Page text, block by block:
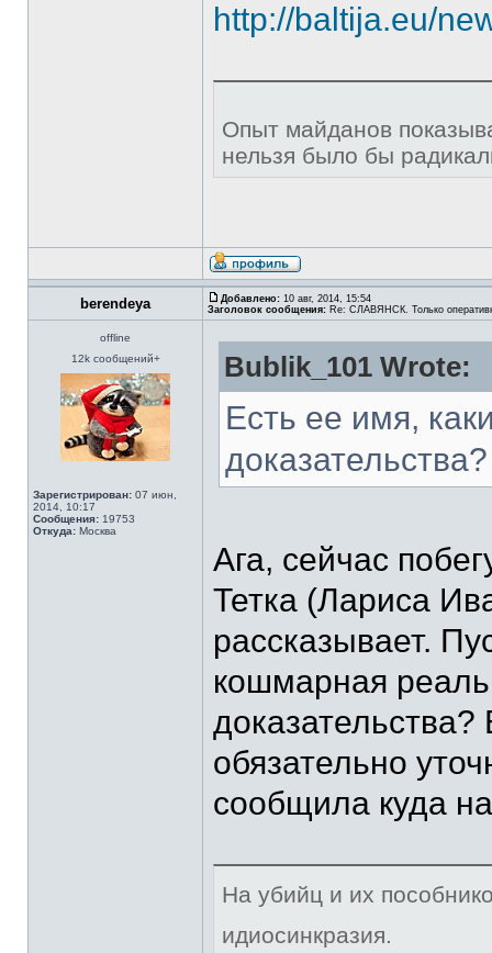
http://baltija.eu/
Опыт майданов
нельзя было бы
berendeya Добавлено: 10 авг, 2014, 15:54
Заголовок сообщения: Re: СЛАВЯНСК. Только
offline
12k сообщений+
Зарегистрирован: 07 июн,
2014, 10:17
Сообщения: 19753
Откуда: Москва
Bublik_101 Wrote:
Есть ее имя,
Ага, сейчас
Тетка (Лариса
рассказывает.
кошмарная
обязательно
сообщила куда
На убийц и их
идиосинкразия.